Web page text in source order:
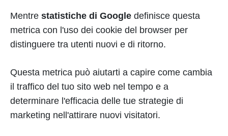
Mentre statistiche di Google definisce questa
metrica con l'uso dei cookie del browser per
distinguere tra utenti nuovi e di ritorno.
Questa metrica può aiutarti a capire come cambia
il traffico del tuo sito web nel tempo e a
determinare l'efficacia delle tue strategie di
marketing nell'attirare nuovi visitatori.